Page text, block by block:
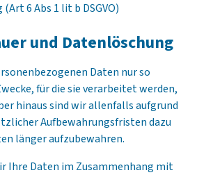
6 Abs 1 lit b DSGVO)
und Datenlöschung
Daten nur so
für die sie verarbeitet werden,
hinaus sind wir allenfalls aufgrund
Aufbewahrungsfristen dazu
länger aufzubewahren.
Ihre Daten im Zusammenhang mit